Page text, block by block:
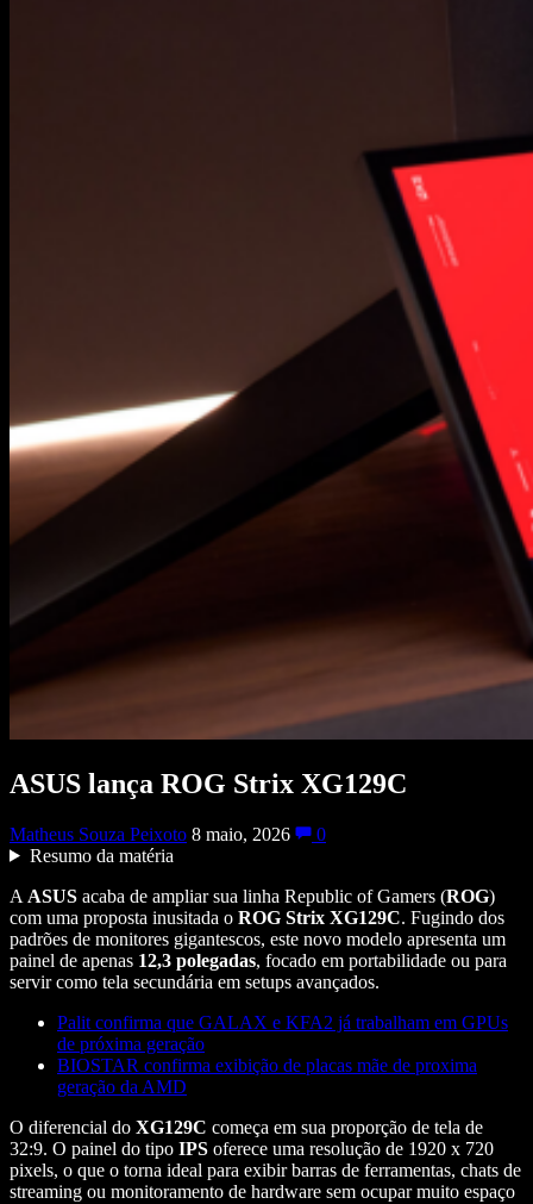
ASUS lança ROG Strix XG129C
Matheus Souza Peixoto 8 maio, 2026
0
Resumo da matéria
A ASUS acaba de ampliar sua linha Republic of Gamers (ROG)
com uma proposta inusitada o ROG Strix XG129C. Fugindo dos
padrões de monitores gigantescos, este novo modelo apresenta um
painel de apenas 12,3 polegadas, focado em portabilidade ou para
servir como tela secundária em setups avançados.
Palit confirma que GALAX e KFA2 já trabalham em GPUs
de próxima geração
BIOSTAR confirma exibição de placas mãe de proxima
geração da AMD
O diferencial do XG129C começa em sua proporção de tela de
32:9. O painel do tipo IPS oferece uma resolução de 1920 x 720
pixels, o que o torna ideal para exibir barras de ferramentas, chats de
streaming ou monitoramento de hardware sem ocupar muito espaço